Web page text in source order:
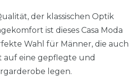
der klassischen Optik
ist dieses Casa Moda
Wahl für Männer, die auch
auf eine gepflegte und
legen.